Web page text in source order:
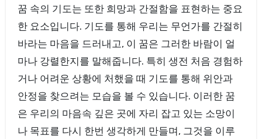
꿈 속의 기도는 또한 희망과 간절함을 표현하는 중요
한 요소입니다. 기도를 통해 우리는 무언가를 간절히
바라는 마음을 드러내고, 이 꿈은 그러한 바람이 얼
마나 강렬한지를 말해줍니다. 특히 생전 처음 경험하
거나 어려운 상황에 처했을 때 기도를 통해 위안과
안정을 찾으려는 모습을 볼 수 있습니다. 이러한 꿈
은 우리의 마음속 깊은 곳에 자리 잡고 있는 소망이
나 목표를 다시 한번 생각하게 만들며, 그것을 이루